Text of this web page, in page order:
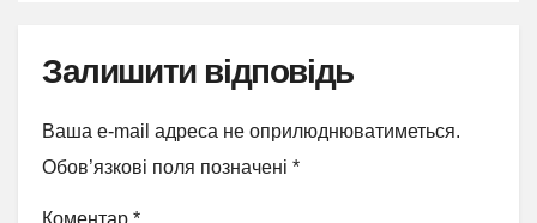
Залишити відповідь
Ваша e-mail адреса не оприлюднюватиметься.
Обов’язкові поля позначені *
Коментар *